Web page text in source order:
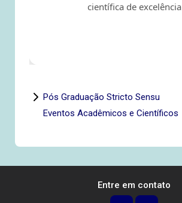
científica de excelência
Pós Graduação Stricto Sensu
Eventos Acadêmicos e Científicos
Entre em contato